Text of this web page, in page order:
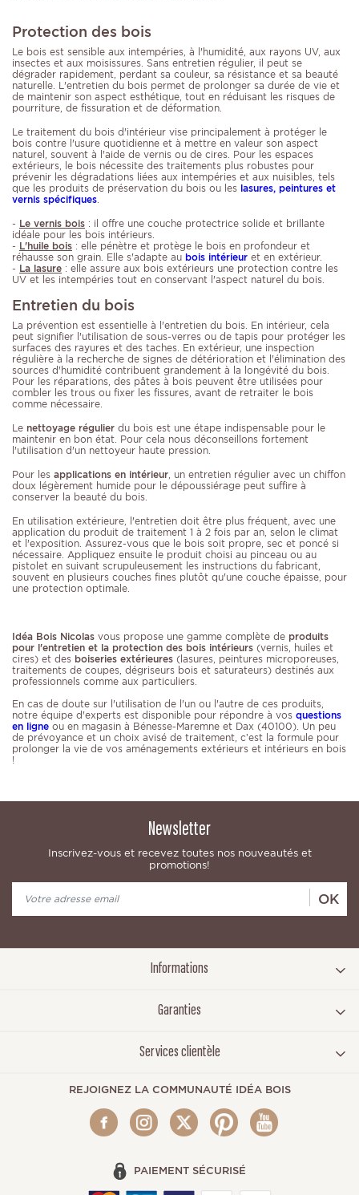
Protection des bois
Le bois est sensible aux intempéries, à l'humidité, aux rayons UV, aux
insectes et aux moisissures. Sans entretien régulier, il peut se
dégrader rapidement, perdant sa couleur, sa résistance et sa beauté
naturelle. L'entretien du bois permet de prolonger sa durée de vie et
de maintenir son aspect esthétique, tout en réduisant les risques de
pourriture, de fissuration et de déformation.
Le traitement du bois d'intérieur vise principalement à protéger le
bois contre l'usure quotidienne et à mettre en valeur son aspect
naturel, souvent à l'aide de vernis ou de cires. Pour les espaces
extérieurs, le bois nécessite des traitements plus robustes pour
prévenir les dégradations liées aux intempéries et aux nuisibles, tels
que les produits de préservation du bois ou les lasures, peintures et
vernis spécifiques
- Le vernis bois : il offre une couche protectrice solide et brillante
idéale pour les bois intérieurs.
- L'huile bois : elle pénètre et protège le bois en profondeur et
réhausse son grain. Elle s'adapte au bois intérieur et en extérieur.
- La lasure : elle assure aux bois extérieurs une protection contre les
UV et les intempéries tout en conservant l'aspect naturel du bois.
Entretien du bois
La prévention est essentielle à l'entretien du bois. En intérieur, cela
peut signifier l'utilisation de sous-verres ou de tapis pour protéger les
surfaces des rayures et des taches. En extérieur, une inspection
régulière à la recherche de signes de détérioration et l'élimination des
sources d'humidité contribuent grandement à la longévité du bois.
Pour les réparations, des pâtes à bois peuvent être utilisées pour
combler les trous ou fixer les fissures, avant de retraiter le bois
comme nécessaire.
Le nettoyage régulier du bois est une étape indispensable pour le
maintenir en bon état. Pour cela nous déconseillons fortement
l'utilisation d'un nettoyeur haute pression.
Pour les applications en intérieur , un entretien régulier avec un chiffon
doux légèrement humide pour le dépoussiérage peut suffire à
conserver la beauté du bois.
En utilisation extérieure, l'entretien doit être plus fréquent, avec une
application du produit de traitement 1 à 2 fois par an, selon le climat
et l'exposition. Assurez-vous que le bois soit propre, sec et poncé si
nécessaire. Appliquez ensuite le produit choisi au pinceau ou au
pistolet en suivant scrupuleusement les instructions du fabricant,
souvent en plusieurs couches fines plutôt qu'une couche épaisse, pour
une protection optimale.
Idéa Bois Nicolas vous propose une gamme complète de produits
pour l'entretien et la protection des bois intérieurs (vernis, huiles et
cires) et des boiseries extérieures (lasures, peintures microporeuses,
traitements de coupes, dégriseurs bois et saturateurs) destinés aux
professionnels comme aux particuliers.
En cas de doute sur l'utilisation de l'un ou l'autre de ces produits,
notre équipe d'experts est disponible pour répondre à vos questions
en ligne ou en magasin à Bénesse-Maremne et Dax (40100). Un peu
de prévoyance et un choix avisé de traitement, c’est la formule pour
prolonger la vie de vos aménagements extérieurs et intérieurs en bois
!
Newsletter
Inscrivez-vous et recevez toutes nos nouveautés et
promotions!
OK
Informations
Garanties
Services clientèle
REJOIGNEZ LA COMMUNAUTÉ IDÉA BOIS
PAIEMENT SÉCURISÉ